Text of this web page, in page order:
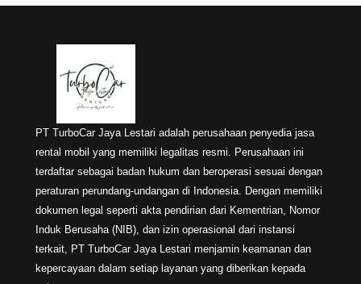
PT TurboCar Jaya Lestari adalah perusahaan penyedia jasa
rental mobil yang memiliki legalitas resmi. Perusahaan ini
terdaftar sebagai badan hukum dan beroperasi sesuai dengan
peraturan perundang-undangan di Indonesia. Dengan memiliki
dokumen legal seperti akta pendirian dari Kementrian, Nomor
Induk Berusaha (NIB), dan izin operasional dari instansi
terkait, PT TurboCar Jaya Lestari menjamin keamanan dan
kepercayaan dalam setiap layanan yang diberikan kepada